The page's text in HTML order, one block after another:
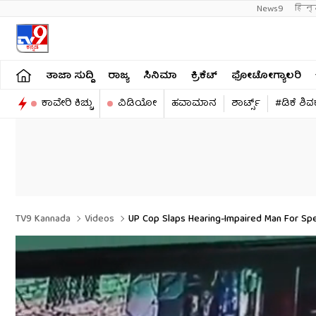
News9
ತಾಜಾ ಸುದ್ದಿ ರಾಜ್ಯ ಸಿನಿಮಾ ಕ್ರಿಕೆಟ್​ ಫೋಟೋಗ್ಯಾಲರಿ
ಕಾವೇರಿ ಕಿಚ್ಚು
ವಿಡಿಯೋ ಹವಾಮಾನ ಶಾರ್ಟ್ಸ್​ #ಡಿಕೆ
TV9 Kannada Videos UP Cop Slaps Hearing-Impaired Man For